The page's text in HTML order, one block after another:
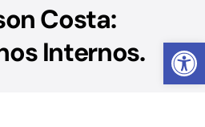
Abrir
Costa:
Internos.